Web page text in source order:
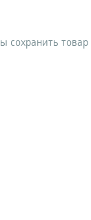
сохранить товар